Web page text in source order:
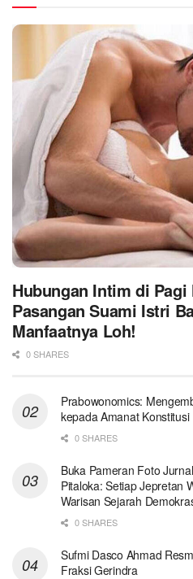
Hubungan Intim di Pagi
Pasangan Suami Istri
Manfaatnya Loh!
0 SHARES
Prabowonomics:
kepada Amanat Konstitusi
0 SHARES
Buka Pameran Foto
Pitaloka: Setiap Jepretan
Warisan Sejarah
0 SHARES
Sufmi Dasco Ahmad
Fraksi Gerindra